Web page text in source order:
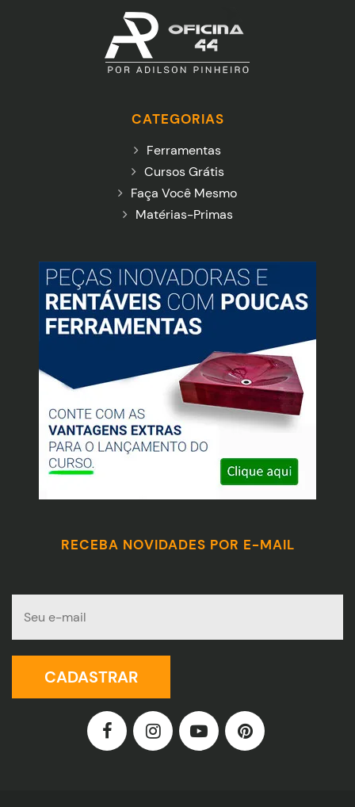
CATEGORIAS
Ferramentas
Cursos Grátis
Faça Você Mesmo
Matérias-Primas
RECEBA NOVIDADES POR E-MAIL